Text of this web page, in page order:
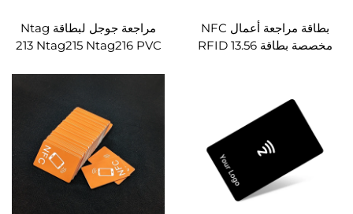
بطاقة مراجعة أعمال NFC
مخصصة بطاقة RFID 13.56
مراجعة جوجل لبطاقة Ntag
213 Ntag215 Ntag216 PVC